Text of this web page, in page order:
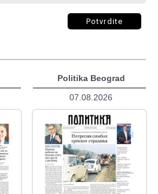
Potvrdite
Politika Beograd
07.08.2026